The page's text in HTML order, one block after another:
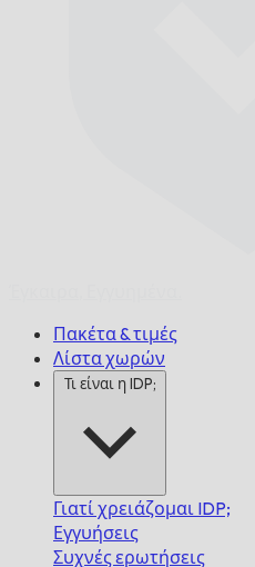
Πακέτα & τιμές
Λίστα χωρών
Τι είναι η IDP;
Γιατί χρειάζομαι IDP;
Εγγυήσεις
Συχνές ερωτήσεις